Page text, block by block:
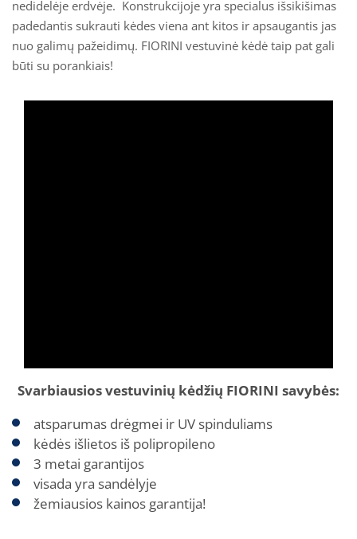
nedidelėje erdvėje. Konstrukcijoje yra specialus išsikišimas
padedantis sukrauti kėdes viena ant kitos ir apsaugantis jas
nuo galimų pažeidimų. FIORINI vestuvinė kėdė taip pat gali
būti su porankiais!
Svarbiausios vestuvinių kėdžių FIORINI savybės:
atsparumas drėgmei ir UV spinduliams
kėdės išlietos iš polipropileno
3 metai garantijos
visada yra sandėlyje
žemiausios kainos garantija!